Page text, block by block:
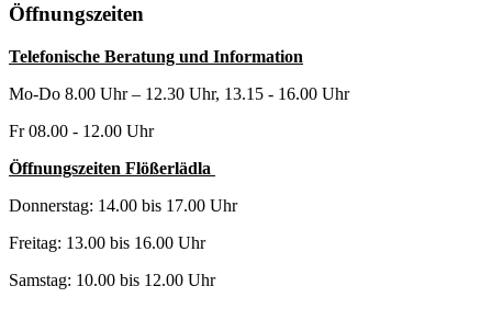
Öffnungszeiten
Telefonische Beratung und Information
Mo-Do 8.00 Uhr – 12.30 Uhr, 13.15 - 16.00 Uhr
Fr 08.00 - 12.00 Uhr
Öffnungszeiten Flößerlädla
Donnerstag: 14.00 bis 17.00 Uhr
Freitag: 13.00 bis 16.00 Uhr
Samstag: 10.00 bis 12.00 Uhr